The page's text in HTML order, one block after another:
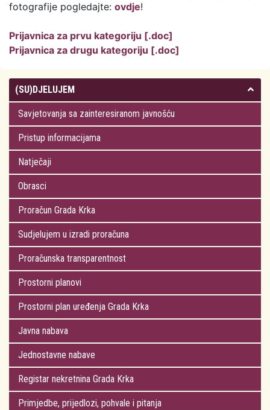
fotografije pogledajte: ovdje!
Prijavnica za prvu kategoriju [.doc]
Prijavnica za drugu kategoriju [.doc]
(SU)DJELUJEM
Savjetovanja sa zainteresiranom javnošću
Pristup informacijama
Natječaji
Obrasci
Proračun Grada Krka
Sudjelujem u izradi proračuna
Proračunska transparentnost
Prostorni planovi
Prostorni plan uređenja Grada Krka
Javna nabava
Jednostavne nabave
Registar nekretnina Grada Krka
Primjedbe, prijedlozi, pohvale i pitanja